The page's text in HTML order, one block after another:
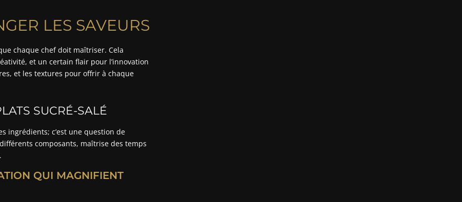
LES SAVEURS
chaque chef doit maîtriser. Cela
et un certain flair pour l’innovation
et les textures pour offrir à chaque
SUCRÉ-SALÉ
ingrédients; c’est une question de
composants, maîtrise des temps
QUI MAGNIFIENT